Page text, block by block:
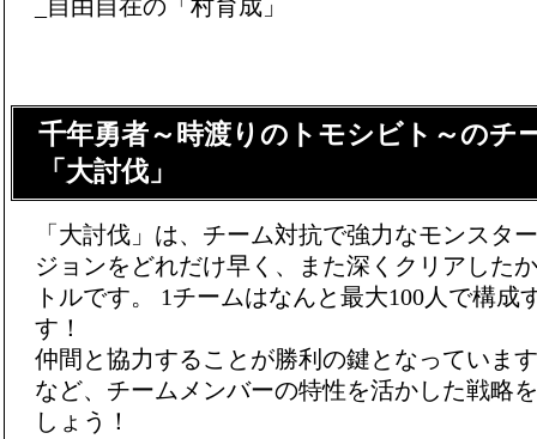
千年勇者～時渡りのトモシビト～のチ
「大討伐」
「大討伐」は、チーム対抗で強力なモンスタ
ジョンをどれだけ早く、また深くクリアした
トルです。 1チームはなんと最大100人で構成
す！
仲間と協力することが勝利の鍵となっていま
など、チームメンバーの特性を活かした戦略
しょう！